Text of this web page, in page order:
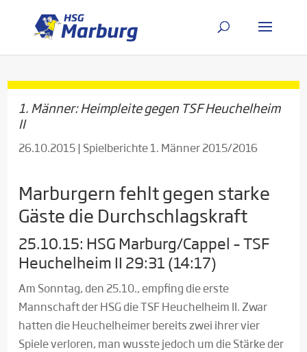
1. Männer: Heimpleite gegen TSF Heuchelheim
II
26.10.2015| Spielberichte 1. Männer 2015/2016
Marburgern fehlt gegen starke
Gäste die Durchschlagskraft
25.10.15: HSG Marburg/Cappel – TSF
Heuchelheim II 29:31 (14:17)
Am Sonntag, den 25.10., empfing die erste
Mannschaft der HSG die TSF Heuchelheim II. Zwar
hatten die Heuchelheimer bereits zwei ihrer vier
Spiele verloren, man wusste jedoch um die Stärke der